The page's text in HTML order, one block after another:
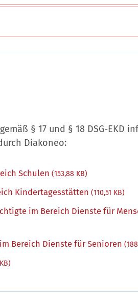
§ 17 und § 18 DSG-EKD
Diakoneo:
Schulen (153,88 KB)
Kindertagesstätten (110,51 KB)
im Bereich Dienste für
Bereich Dienste für Senioren